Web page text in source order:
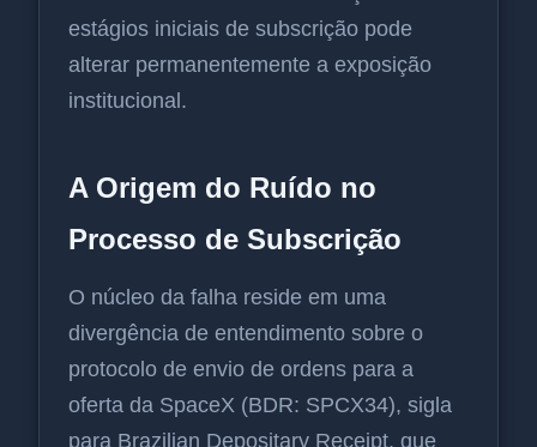
estágios iniciais de subscrição pode
alterar permanentemente a exposição
institucional.
A Origem do Ruído no
Processo de Subscrição
O núcleo da falha reside em uma
divergência de entendimento sobre o
protocolo de envio de ordens para a
oferta da SpaceX (BDR: SPCX34), sigla
para Brazilian Depositary Receipt, que